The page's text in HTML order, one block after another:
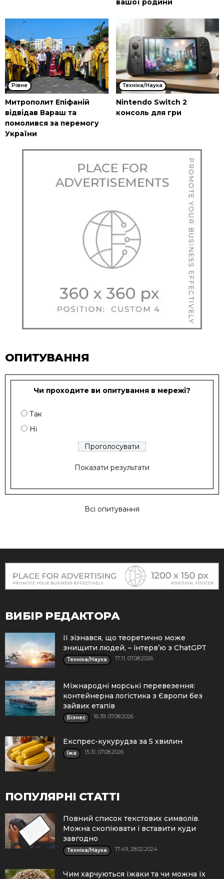
вашої родини
Рівне
Митрополит Епіфаній
відвідав Вараш та
помолився за перемогу
України
Техніка/Наука
Nintendo Switch 2
консоль для гри
ОПИТУВАННЯ
Чи проходите ви опитування в мережі?
Так
Ні
Показати результати
Всі опитування
ВИБІР РЕДАКТОРА
ІІ зізнався, що теоретично може
знищити людей, – інтерв’ю з ChatGPT
Техніка/Наука 17:11, 07.08.2026
Міжнародні морські перевезення:
контейнерна логістика з Європи без
зайвих етапів
Бізнес 16:39, 07.08.2026
Експрес-кукурудза за 5 хвилин
Їжа 15:31, 07.08.2026
ПОПУЛЯРНІ СТАТТІ
Повний список текстових символів.
Можна скопіювати і вставити куди
завгодно
Техніка/Наука 17:49, 28.02.2024
Чим харчуються їжаки та чи можна їх